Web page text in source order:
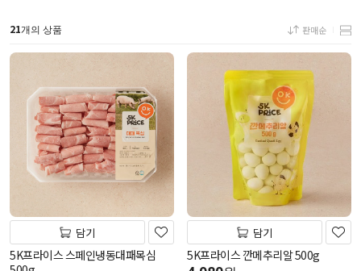
21개의 상품 판매순
담기
5K프라이스 스페인냉동대패목심
담기
5K프라이스 깐메추리알 500g